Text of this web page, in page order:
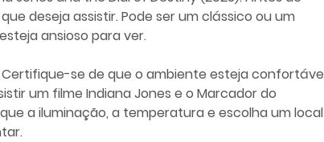
deseja assistir. Pode ser um clássico ou um
ansioso para ver.
um filme Indiana Jones e o Marcador do
a iluminação, a temperatura e escolha um local